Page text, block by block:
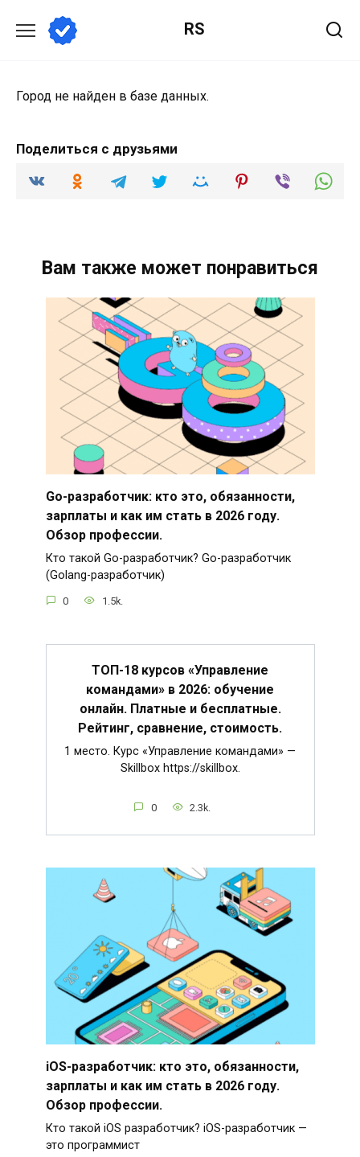
содержанию
RS
Город не найден в базе данных.
Поделиться с друзьями
Вам также может понравиться
Go-разработчик: кто это, обязанности,
зарплаты и как им стать в 2026 году.
Обзор профессии.
Кто такой Go-разработчик? Go-разработчик
(Golang-разработчик)
0 1.5k.
ТОП-18 курсов «Управление
командами» в 2026: обучение
онлайн. Платные и бесплатные.
Рейтинг, сравнение, стоимость.
1 место. Курс «Управление командами» —
Skillbox https://skillbox.
0 2.3k.
iOS-разработчик: кто это, обязанности,
зарплаты и как им стать в 2026 году.
Обзор профессии.
Кто такой iOS разработчик? iOS-разработчик —
это программист